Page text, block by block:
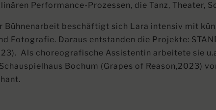
Performance-Prozessen, die Tanz, Theater,
Bühnenarbeit beschäftigt sich Lara intensiv mit
Fotografie. Daraus entstanden die Projekte:
Als choreografische Assistentin arbeitete sie
Bochum (Grapes of Reason,2023)